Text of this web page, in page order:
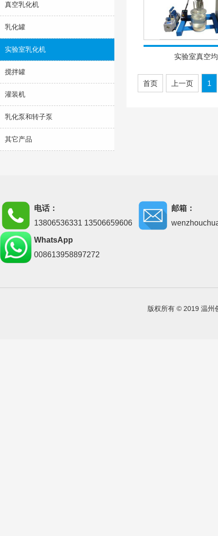
真空乳化机
乳化罐
实验室乳化机
搅拌罐
灌装机
乳化泵和转子泵
其它产品
实验室真空
首页 上一页 1
电话：
13806536331 13506659606
邮箱：
WhatsApp
008613958897272
版权所有 © 2019 温